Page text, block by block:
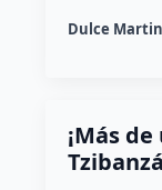
Dulce
¡Más